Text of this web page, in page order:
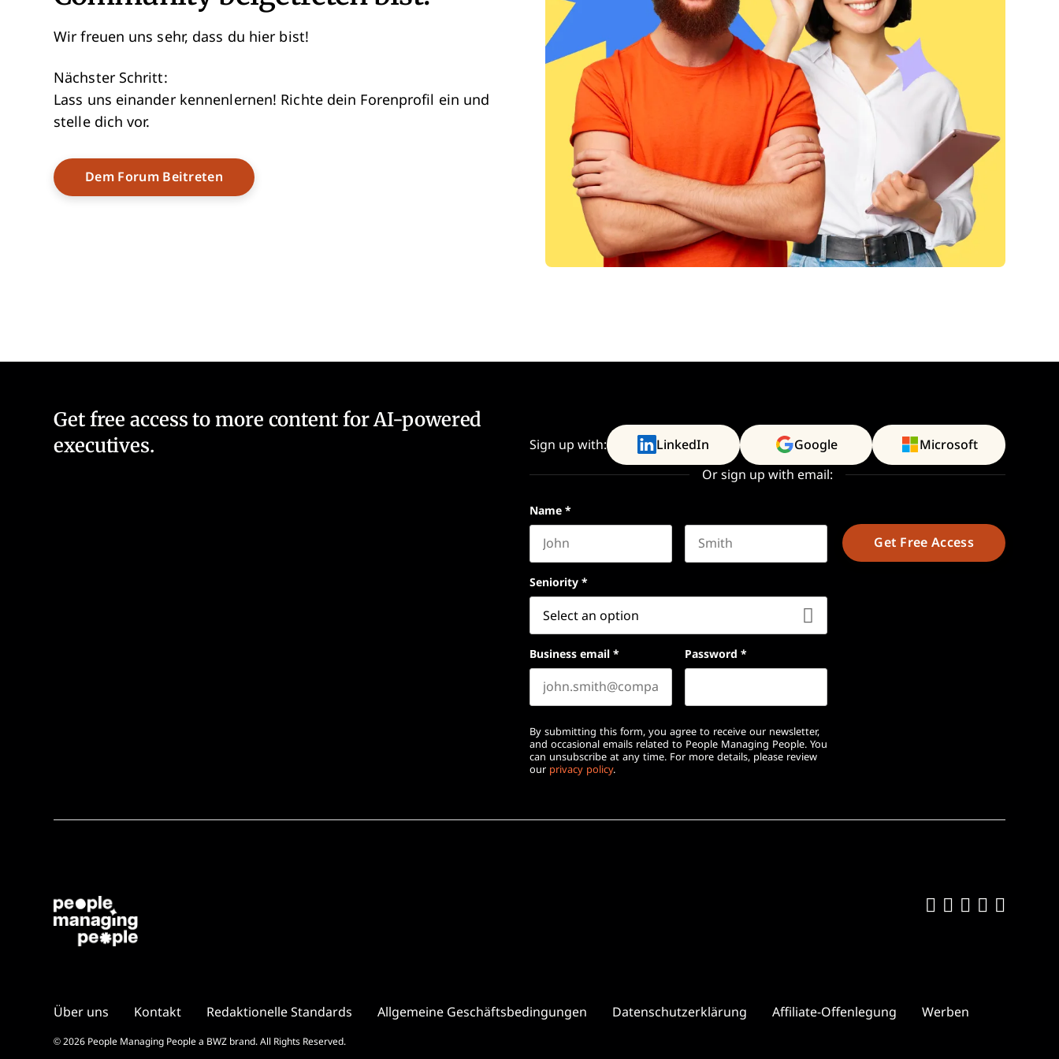
Wir freuen uns sehr, dass du hier bist!
Nächster Schritt:
Lass uns einander kennenlernen! Richte dein Forenprofil ein und
stelle dich vor.
Dem Forum Beitreten Opens New Window
Get free access to more content for AI-powered
executives.
Sign up with: LinkedIn Google Microsoft
Or sign up with email:
Name *
Seniority *
Business email * Password *
By submitting this form, you agree to receive our newsletter,
and occasional emails related to People Managing People. You
can unsubscribe at any time. For more details, please review
our privacy policy.
Like us on
Follow us
Follow us
Add us
Über uns Kontakt Redaktionelle Standards Allgemeine Geschäftsbedingungen Datenschutzerklärung Affiliate-Offenlegung Werben
© 2026 People Managing People a BWZOpens new window
brand. All Rights Reserved.